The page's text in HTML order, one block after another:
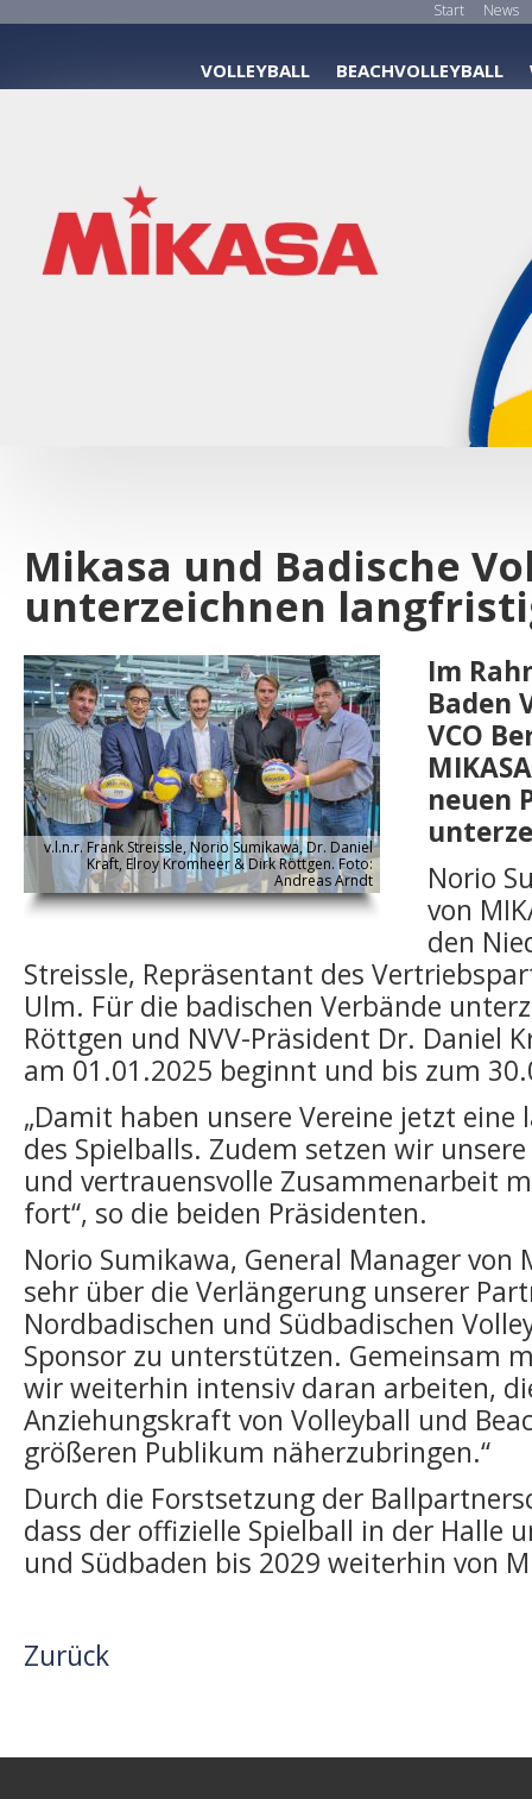
Start News
VOLLEYBALL BEACHVOLLEYBALL
Mikasa und Badische
unterzeichnen
v.l.n.r. Frank Streissle, Norio Sumikawa, Dr. Daniel
Kraft, Elroy Kromheer & Dirk Röttgen. Foto:
Andreas Arndt
Im
Baden
VCO
neuen
Norio
von
den
Streissle, Repräsentant des
Ulm. Für die badischen Verbände
Röttgen und NVV-Präsident Dr. Daniel
am 01.01.2025 beginnt und bis zum
„Damit haben unsere Vereine jetzt
des Spielballs. Zudem setzen wir
und vertrauensvolle Zusammenarbeit
fort“, so die beiden Präsidenten.
Norio Sumikawa, General Manager von
sehr über die Verlängerung unserer
Nordbadischen und Südbadischen
Sponsor zu unterstützen. Gemeinsam
wir weiterhin intensiv daran arbeiten,
Anziehungskraft von Volleyball und
größeren Publikum näherzubringen.“
Durch die Forstsetzung der
dass der offizielle Spielball in der Halle
und Südbaden bis 2029 weiterhin von
Zurück